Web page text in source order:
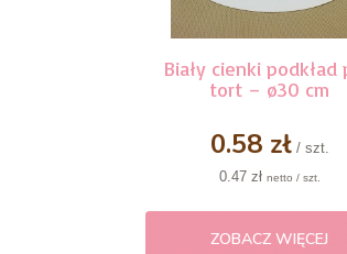
Biały cienki podkład
tort – ø30 cm
0.58 zł/ szt.
0.47 zł netto / szt.
ZOBACZ WIĘCEJ